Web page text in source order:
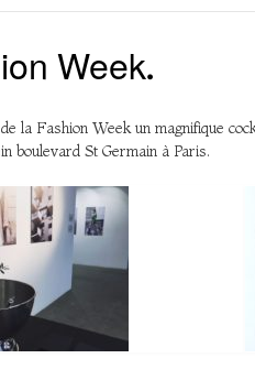
Week.
la Fashion Week un magnifique
boulevard St Germain à Paris.